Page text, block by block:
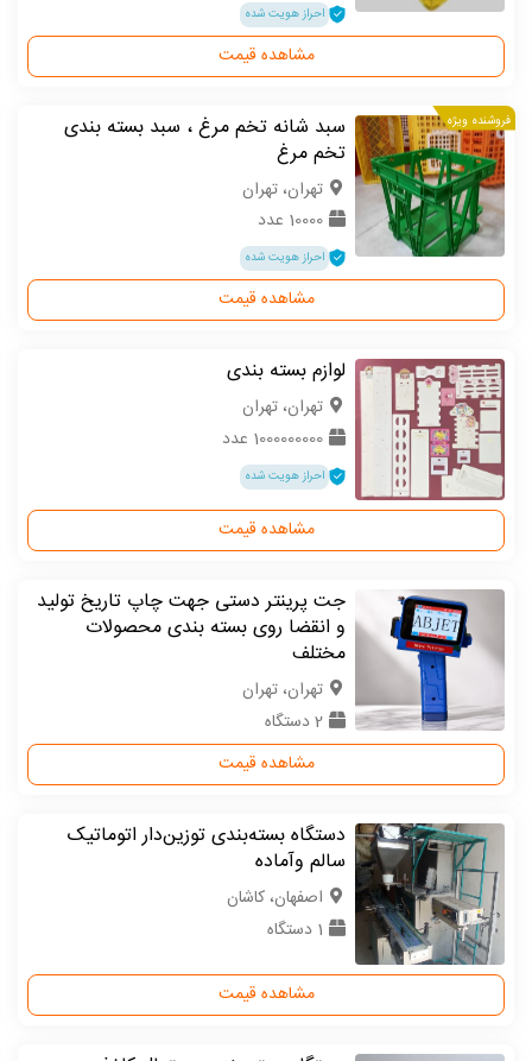
احراز هویت شده
مشاهده قیمت
فروشنده ویژه
سبد شانه تخم مرغ ، سبد بسته بندی
تخم مرغ
تهران، تهران
10000 عدد
احراز هویت شده
مشاهده قیمت
لوازم بسته بندی
تهران، تهران
1000000000 عدد
احراز هویت شده
مشاهده قیمت
جت پرینتر دستی جهت چاپ تاریخ تولید
و انقضا روی بسته بندی محصولات
مختلف
تهران، تهران
2 دستگاه
مشاهده قیمت
دستگاه بسته‌بندی توزین‌دار اتوماتیک
سالم وآماده
اصفهان، کاشان
1 دستگاه
مشاهده قیمت